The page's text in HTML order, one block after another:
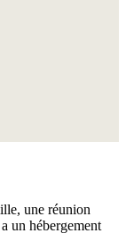
une réunion
un hébergement